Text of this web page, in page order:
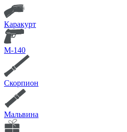
Каракурт
М-140
Скорпион
Мальвина